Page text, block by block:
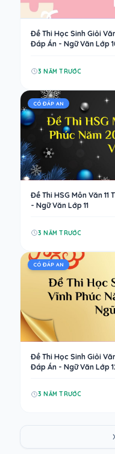
Đề Thi Học Sinh Giỏi
Đáp Án - Ngữ Văn Lớp
3 NĂM TRƯỚC
CÓ ĐÁP AN
Đề Thi HSG Môn Văn 11
- Ngữ Văn Lớp 11
3 NĂM TRƯỚC
CÓ ĐÁP AN
Đề Thi Học Sinh Giỏi
Đáp Án - Ngữ Văn Lớp
3 NĂM TRƯỚC